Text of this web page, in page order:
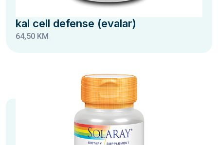
kal cell defense (evalar)
64,50 KM